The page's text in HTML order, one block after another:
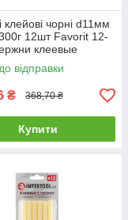
клейові чорні d11мм
12шт Favorit 12-
клеевые
250мм 300г
відправки
₴ 368,70 ₴
Купити